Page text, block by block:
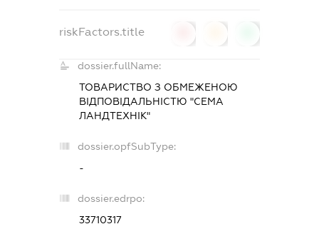
riskFactors.title
dossier.fullName:
ТОВАРИСТВО З ОБМЕЖЕНОЮ
ВІДПОВІДАЛЬНІСТЮ "СЕМА
ЛАНДТЕХНІК"
dossier.opfSubType:
-
dossier.edrpo:
33710317